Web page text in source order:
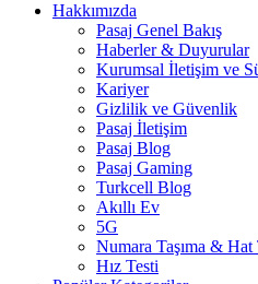
Hakkımızda
Pasaj Genel Bakış
Haberler & Duyurular
Kurumsal İletişim ve
Kariyer
Gizlilik ve Güvenlik
Pasaj İletişim
Pasaj Blog
Pasaj Gaming
Turkcell Blog
Akıllı Ev
5G
Numara Taşıma & Hat
Hız Testi